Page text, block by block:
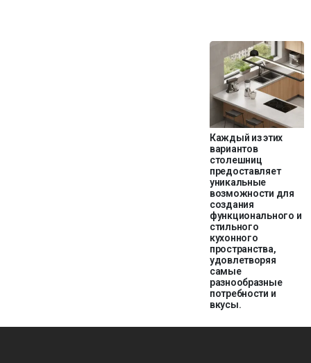
Каждый из этих
вариантов
столешниц
предоставляет
уникальные
возможности для
создания
функционального и
стильного
кухонного
пространства,
удовлетворяя
самые
разнообразные
потребности и
вкусы.